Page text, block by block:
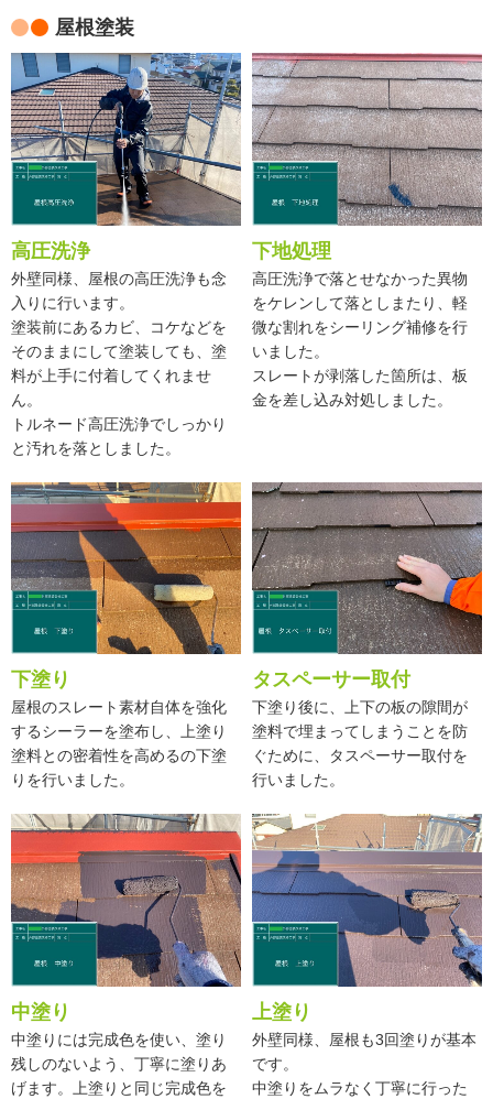
屋根塗装
高圧洗浄
外壁同様、屋根の高圧洗浄も念
入りに行います。
塗装前にあるカビ、コケなどを
そのままにして塗装しても、塗
料が上手に付着してくれませ
ん。
トルネード高圧洗浄でしっかり
と汚れを落としました。
下地処理
高圧洗浄で落とせなかった異物
をケレンして落としまたり、軽
微な割れをシーリング補修を行
いました。
スレートが剥落した箇所は、板
金を差し込み対処しました。
下塗り
屋根のスレート素材自体を強化
するシーラーを塗布し、上塗り
塗料との密着性を高めるの下塗
りを行いました。
タスペーサー取付
下塗り後に、上下の板の隙間が
塗料で埋まってしまうことを防
ぐために、タスペーサー取付を
行いました。
中塗り
中塗りには完成色を使い、塗り
残しのないよう、丁寧に塗りあ
げます。上塗りと同じ完成色を
上塗り
外壁同様、屋根も3回塗りが基本
です。
中塗りをムラなく丁寧に行った